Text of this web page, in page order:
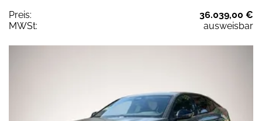
Preis:
36.039,00 €
MWSt:
ausweisbar